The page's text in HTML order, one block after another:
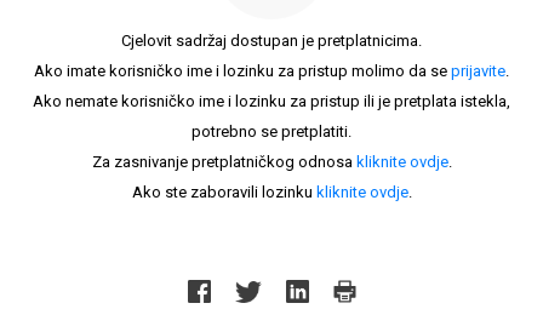
Cjelovit sadržaj dostupan je pretplatnicima.
Ako imate korisničko ime i lozinku za pristup molimo da se prijavite.
Ako nemate korisničko ime i lozinku za pristup ili je pretplata istekla,
potrebno se pretplatiti.
Za zasnivanje pretplatničkog odnosa kliknite ovdje.
Ako ste zaboravili lozinku kliknite ovdje.